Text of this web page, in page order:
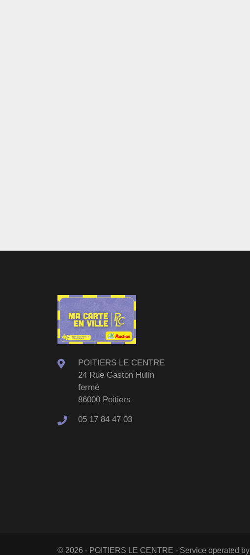
POITIERS LE CENTRE
24 Rue Gaston Hulin
fermé
86000 Poitiers
05 17 84 47 03
© 2026 - POITIERS LE CENTRE - Service operated by